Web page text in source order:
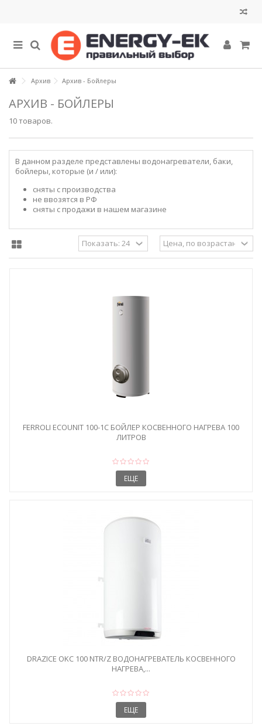
Архив Архив - Бойлеры
АРХИВ - БОЙЛЕРЫ
10 товаров.
В данном разделе представлены водонагреватели, баки,
бойлеры, которые (и / или):
сняты с производства
не ввозятся в РФ
сняты с продажи в нашем магазине
FERROLI ECOUNIT 100-1C БОЙЛЕР КОСВЕННОГО НАГРЕВА 100
ЛИТРОВ
ЕЩЕ
DRAZICE OKC 100 NTR/Z ВОДОНАГРЕВАТЕЛЬ КОСВЕННОГО
НАГРЕВА,...
ЕЩЕ